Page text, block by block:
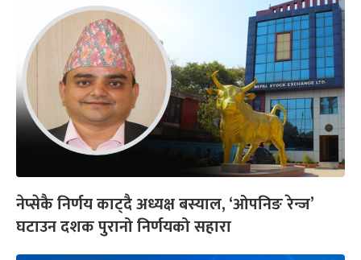
नेप्सेकै निर्णय काट्दै अध्यक्ष बस्याल, ‘ओपनिङ रेन्ज’
घटाउन दशक पुरानो निर्णयको सहारा